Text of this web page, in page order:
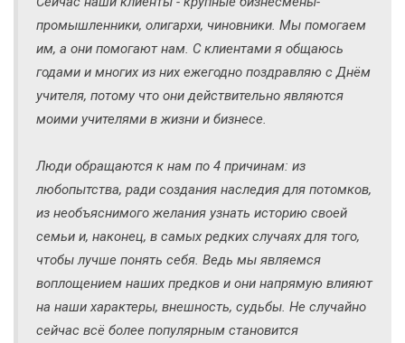
промышленники, олигархи, чиновники. Мы помогаем
им, а они помогают нам. С клиентами я общаюсь
годами и многих из них ежегодно поздравляю с Днём
учителя, потому что они действительно являются
моими учителями в жизни и бизнесе.
Люди обращаются к нам по 4 причинам: из
любопытства, ради создания наследия для потомков,
из необъяснимого желания узнать историю своей
семьи и, наконец, в самых редких случаях для того,
чтобы лучше понять себя. Ведь мы являемся
воплощением наших предков и они напрямую влияют
на наши характеры, внешность, судьбы. Не случайно
сейчас всё более популярным становится